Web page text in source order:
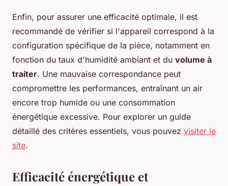
Enfin, pour assurer une efficacité optimale, il est
recommandé de vérifier si l'appareil correspond à la
configuration spécifique de la pièce, notamment en
fonction du taux d'humidité ambiant et du volume à
traiter. Une mauvaise correspondance peut
compromettre les performances, entraînant un air
encore trop humide ou une consommation
énergétique excessive. Pour explorer un guide
détaillé des critères essentiels, vous pouvez visiter le
site.
Efficacité énergétique et